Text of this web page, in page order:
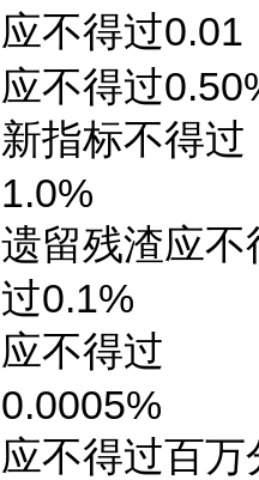
应不得过0.01
应不得过
新指标不得过
1.0%
遗留残渣应不
过0.1%
应不得过
0.0005%
应不得过百万